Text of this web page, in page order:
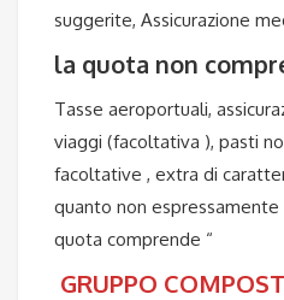
suggerite, Assicurazione
la quota non
Tasse aeroportuali,
viaggi (facoltativa ), pasti
facoltative , extra di
quanto non
quota comprende “
GRUPPO